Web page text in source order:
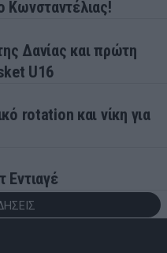
Κωνσταντέλιας!
Δανίας και πρώτη
U16
rotation και νίκη για
Εντιαγέ